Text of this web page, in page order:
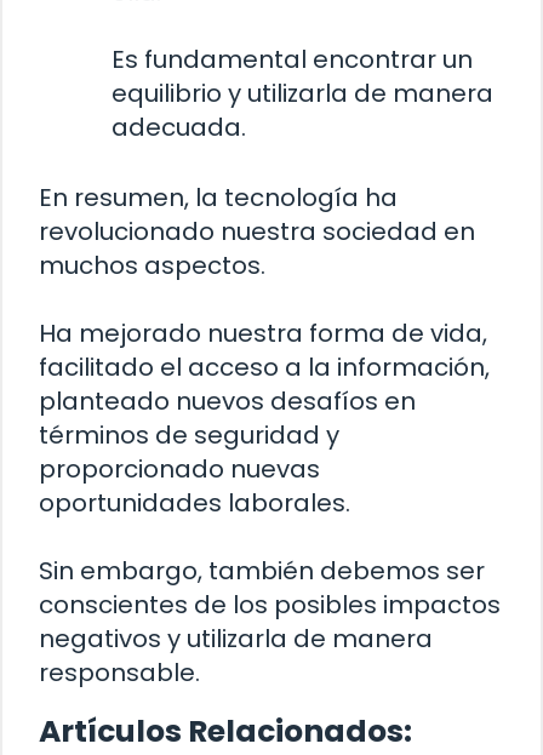
Es fundamental encontrar un
equilibrio y utilizarla de manera
adecuada.
En resumen, la tecnología ha
revolucionado nuestra sociedad en
muchos aspectos.
Ha mejorado nuestra forma de vida,
facilitado el acceso a la información,
planteado nuevos desafíos en
términos de seguridad y
proporcionado nuevas
oportunidades laborales.
Sin embargo, también debemos ser
conscientes de los posibles impactos
negativos y utilizarla de manera
responsable.
Artículos Relacionados: